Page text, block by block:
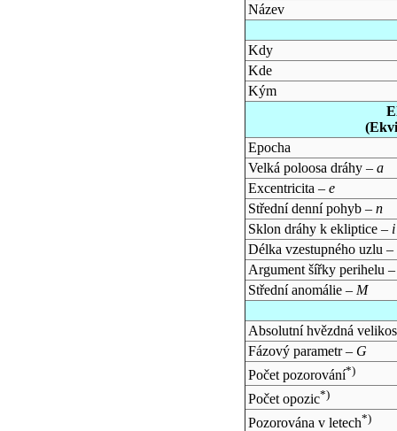
Název
Kdy
Kde
Kým
Epocha
Velká poloosa dráhy – a
Excentricita – e
Střední denní pohyb – n
Sklon dráhy k ekliptice – i
Délka vzestupného uzlu –
Argument šířky perihelu
Střední anomálie – M
Absolutní hvězdná
Fázový parametr – G
Počet pozorování*)
Počet opozic*)
Pozorována v letech*)